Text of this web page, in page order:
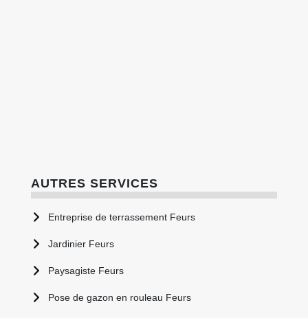
AUTRES SERVICES
Entreprise de terrassement Feurs
Jardinier Feurs
Paysagiste Feurs
Pose de gazon en rouleau Feurs